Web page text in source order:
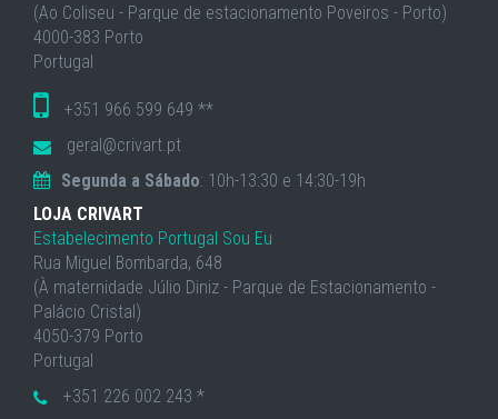
(Ao Coliseu - Parque de estacionamento Poveiros - Porto)
4000-383 Porto
Portugal
+351 966 599 649 **
geral@crivart.pt
Segunda a Sábado: 10h-13:30 e 14:30-19h
LOJA CRIVART
Estabelecimento Portugal Sou Eu
Rua Miguel Bombarda, 648
(À maternidade Júlio Diniz - Parque de Estacionamento -
Palácio Cristal)
4050-379 Porto
Portugal
+351 226 002 243 *